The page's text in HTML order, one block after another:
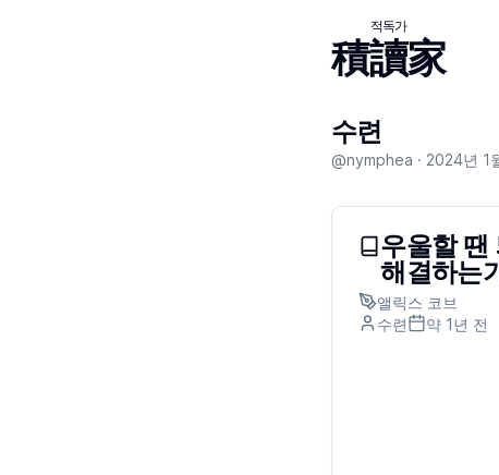
積讀家
적독가
수련
@nymphea · 2024년 1
우울할 땐
해결하는
앨릭스 코브
수련
약 1년 전